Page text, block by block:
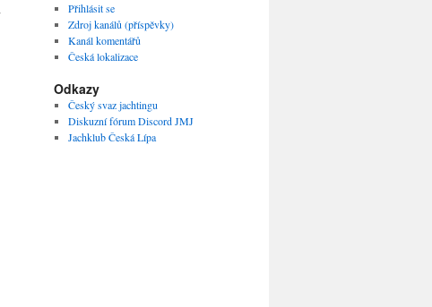
Přihlásit se
Zdroj kanálů (příspěvky)
Kanál komentářů
Česká lokalizace
Odkazy
Český svaz jachtingu
Diskuzní fórum Discord JMJ
Jachklub Česká Lípa